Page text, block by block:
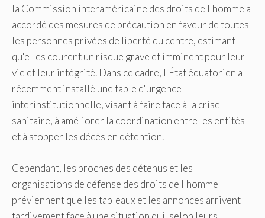
la Commission interaméricaine des droits de l'homme a
accordé des mesures de précaution en faveur de toutes
les personnes privées de liberté du centre, estimant
qu'elles courent un risque grave et imminent pour leur
vie et leur intégrité. Dans ce cadre, l'État équatorien a
récemment installé une table d'urgence
interinstitutionnelle, visant à faire face à la crise
sanitaire, à améliorer la coordination entre les entités
et à stopper les décès en détention.
Cependant, les proches des détenus et les
organisations de défense des droits de l'homme
préviennent que les tableaux et les annonces arrivent